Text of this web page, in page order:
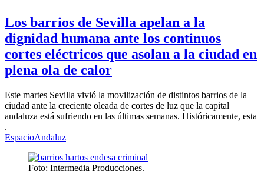
Los barrios de Sevilla apelan a la
dignidad humana ante los continuos
cortes eléctricos que asolan a la ciudad en
plena ola de calor
Este martes Sevilla vivió la movilización de distintos barrios de la
ciudad ante la creciente oleada de cortes de luz que la capital
andaluza está sufriendo en las últimas semanas. Históricamente, esta
.
EspacioAndaluz
Foto: Intermedia Producciones.